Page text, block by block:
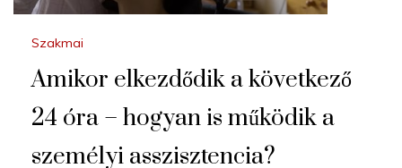
Szakmai
Amikor elkezdődik a következő
24 óra – hogyan is működik a
személyi asszisztencia?